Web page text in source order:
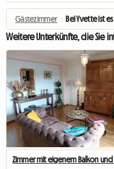
Gästezimmer › Bei Yvette ist
Weitere Unterkünfte, die Sie